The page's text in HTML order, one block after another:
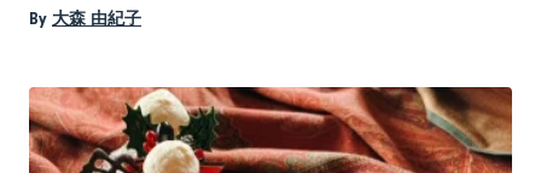
By 大森 由紀子